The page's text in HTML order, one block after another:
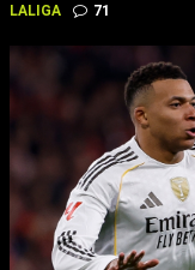
LALIGA 71